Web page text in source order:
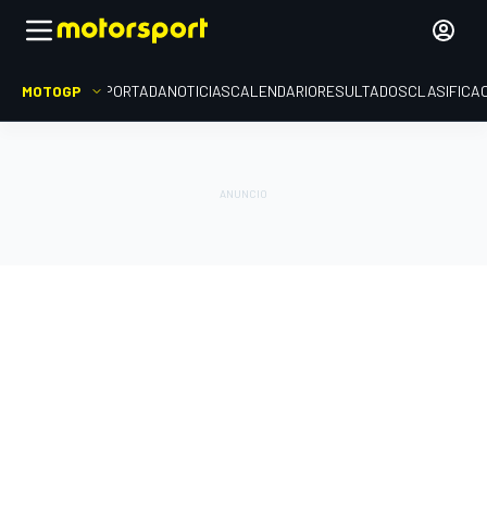
MOTOGP PORTADANOTICIASCALENDARIORESULTADOS